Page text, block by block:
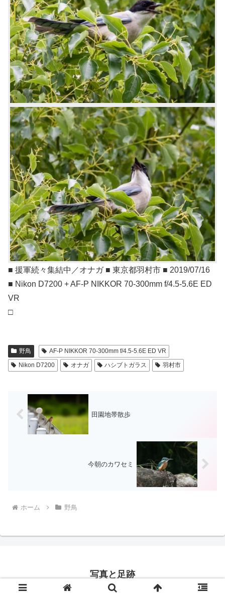
■ 援軍続々集結中／オナガ ■ 東京都羽村市 ■ 2019/07/16
■ Nikon D7200 + AF-P NIKKOR 70-300mm f/4.5-5.6E ED
VR
□
野鳥
AF-P NIKKOR 70-300mm f/4.5-5.6E ED VR
Nikon D7200
オナガ ハシブトガラス 羽村市
田園地帯散歩
今朝のカワセミ
ホーム 野鳥
写真と足跡
© 2016 写真と足跡.